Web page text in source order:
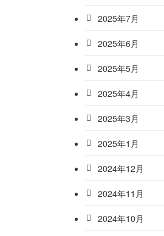
2025年7月
2025年6月
2025年5月
2025年4月
2025年3月
2025年1月
2024年12月
2024年11月
2024年10月